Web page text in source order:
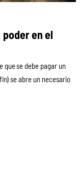
en el
que se debe pagar un
se abre un necesario